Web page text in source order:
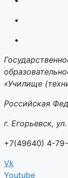
«Училище
Российская
г. Егорьевск,
+7(49640) 4-
Vk
Youtube